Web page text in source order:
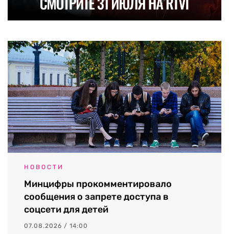
НОВОСТИ
Минцифры прокомментировало
сообщения о запрете доступа в
соцсети для детей
07.08.2026 / 14:00